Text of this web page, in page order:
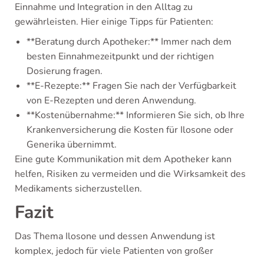
Einnahme und Integration in den Alltag zu
gewährleisten. Hier einige Tipps für Patienten:
**Beratung durch Apotheker:** Immer nach dem
besten Einnahmezeitpunkt und der richtigen
Dosierung fragen.
**E-Rezepte:** Fragen Sie nach der Verfügbarkeit
von E-Rezepten und deren Anwendung.
**Kostenübernahme:** Informieren Sie sich, ob Ihre
Krankenversicherung die Kosten für Ilosone oder
Generika übernimmt.
Eine gute Kommunikation mit dem Apotheker kann
helfen, Risiken zu vermeiden und die Wirksamkeit des
Medikaments sicherzustellen.
Fazit
Das Thema Ilosone und dessen Anwendung ist
komplex, jedoch für viele Patienten von großer